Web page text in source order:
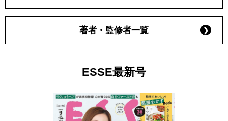
著者・監修者一覧
ESSE最新号